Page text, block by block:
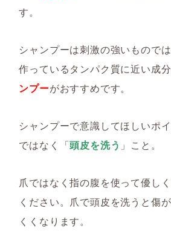
す。
シャンプーは刺激の強いもので
作っているタンパク質に近い成
ンプーがおすすめです。
シャンプーで意識してほしいポ
ではなく「頭皮を洗う 」こと。
爪ではなく指の腹を使って優し
ください。爪で頭皮を洗うと傷
くくなります。